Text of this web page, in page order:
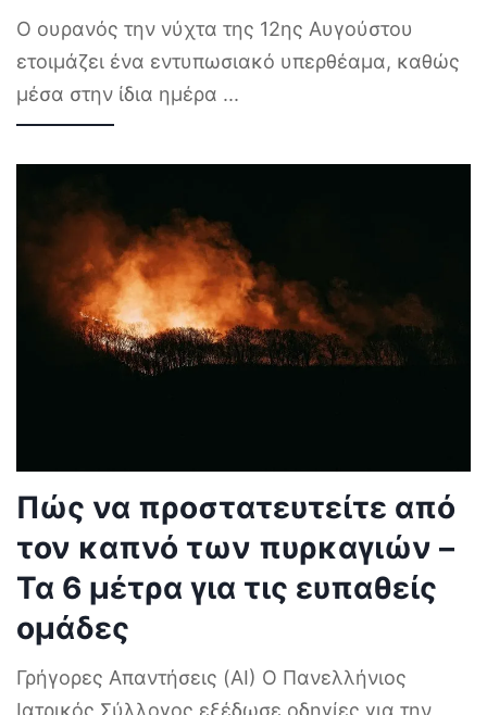
Ο ουρανός την νύχτα της 12ης Αυγούστου
ετοιμάζει ένα εντυπωσιακό υπερθέαμα, καθώς
μέσα στην ίδια ημέρα ...
Πώς να προστατευτείτε από
τον καπνό των πυρκαγιών –
Τα 6 μέτρα για τις ευπαθείς
ομάδες
Γρήγορες Απαντήσεις (AI) Ο Πανελλήνιος
Ιατρικός Σύλλογος εξέδωσε οδηγίες για την